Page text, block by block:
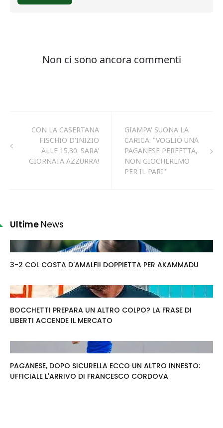
CON LA CASERTANA
FISCHIO D'INIZIO
ALLE 15.30. SARA'
GIORNATA AZZURRA!
GIAMPA' SUONA LA
CARICA: "VOGLIO UNA
PAGANESE PERFETTA,
NON GIOCHEREMO
PER IL PARI"
Ultime News
3-2 COL COSTA D'AMALFI! DOPPIETTA PER AKAMMADU
BOCCHETTI PREPARA UN ALTRO COLPO? LA FRASE DI
LIBERTI ACCENDE IL MERCATO
PAGANESE, DOPO SICURELLA ECCO UN ALTRO INNESTO:
UFFICIALE L'ARRIVO DI FRANCESCO CORDOVA